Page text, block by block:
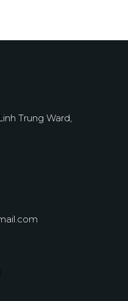
Trung Ward,